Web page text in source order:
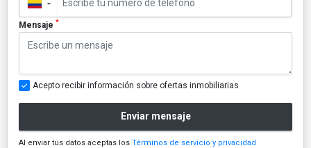
▼
Mensaje *
Acepto recibir información sobre ofertas inmobiliarias
Enviar mensaje
Al enviar tus datos aceptas los Términos de servicio y privacidad